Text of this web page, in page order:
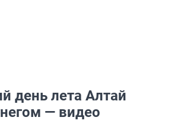
день лета Алтай
— видео